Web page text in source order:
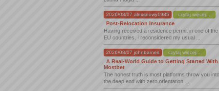
2026/08/07 alexsnowy1985 czytaj więcej...
Post-Relocation Insurance
Having received a residence permit in one of the
EU countries, I reconsidered my usual ...
2026/08/07 johnbarnes czytaj więcej...
A Real-World Guide to Getting Started With
Mostbet
The honest truth is most platforms throw you into
the deep end with zero orientation ...